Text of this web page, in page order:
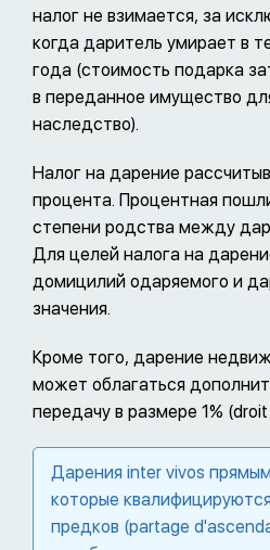
налог не взимается, за
когда даритель умирает в
года (стоимость подарка
в переданное имущество
наследство).
Налог на дарение
процента. Процентная
степени родства между
Для целей налога на
домицилий одаряемого и
значения.
Кроме того, дарение
может облагаться
передачу в размере 1%
Дарения inter vivos
которые
предков (partage